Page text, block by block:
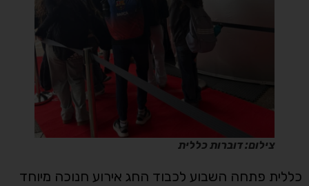
צילום: דוברות כללית
כללית פתחה השבוע לכבוד החג אירוע חנוכה מיוחד